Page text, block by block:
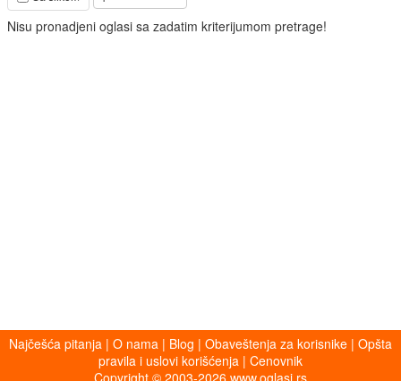
Nisu pronadjeni oglasi sa zadatim kriterijumom pretrage!
Najčešća pitanja | O nama | Blog | Obaveštenja za korisnike | Opšta
pravila i uslovi korišćenja | Cenovnik
Copyright © 2003-2026 www.oglasi.rs